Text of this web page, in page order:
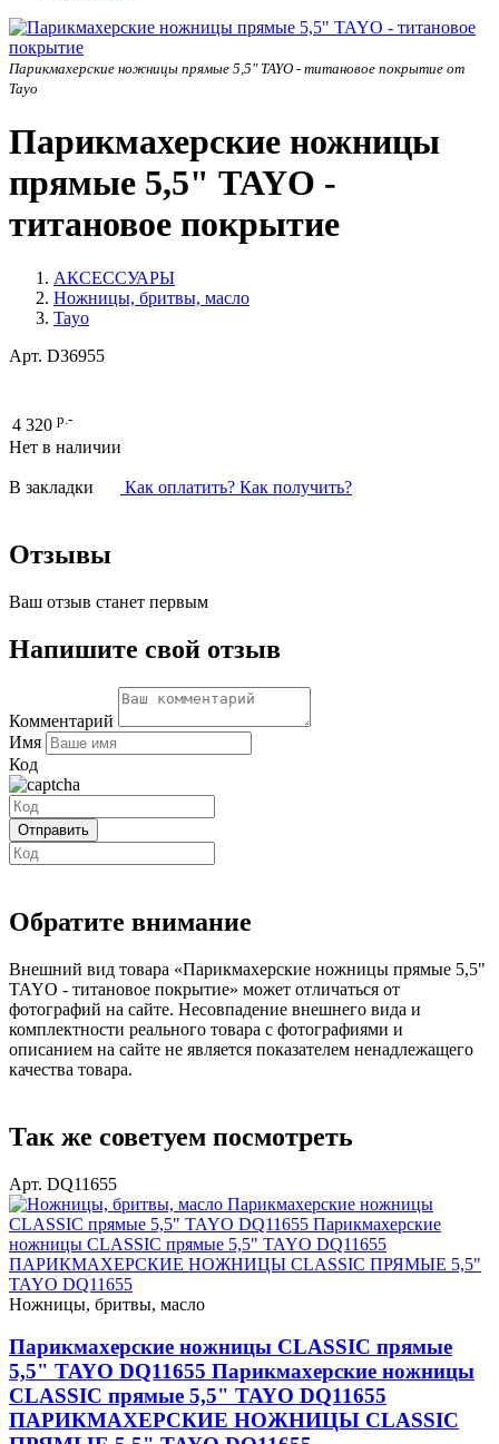
Парикмахерские ножницы прямые 5,5" TAYO - титановое покрытие от
Tayo
Парикмахерские ножницы
прямые 5,5" TAYO -
титановое покрытие
АКСЕССУАРЫ
Ножницы, бритвы, масло
Tayo
Арт. D36955
4 320 р.-
Нет в наличии
В закладки Как оплатить? Как получить?
Отзывы
Ваш отзыв станет первым
Напишите свой отзыв
Комментарий
Имя
Код
Обратите внимание
Внешний вид товара «Парикмахерские ножницы прямые 5,5"
TAYO - титановое покрытие» может отличаться от
фотографий на сайте. Несовпадение внешнего вида и
комплектности реального товара с фотографиями и
описанием на сайте не является показателем ненадлежащего
качества товара.
Так же советуем посмотреть
Арт. DQ11655
Ножницы, бритвы, масло
Парикмахерские ножницы CLASSIC прямые
5,5" TAYO DQ11655 Парикмахерские ножницы
CLASSIC прямые 5,5" TAYO DQ11655
ПАРИКМАХЕРСКИЕ НОЖНИЦЫ CLASSIC